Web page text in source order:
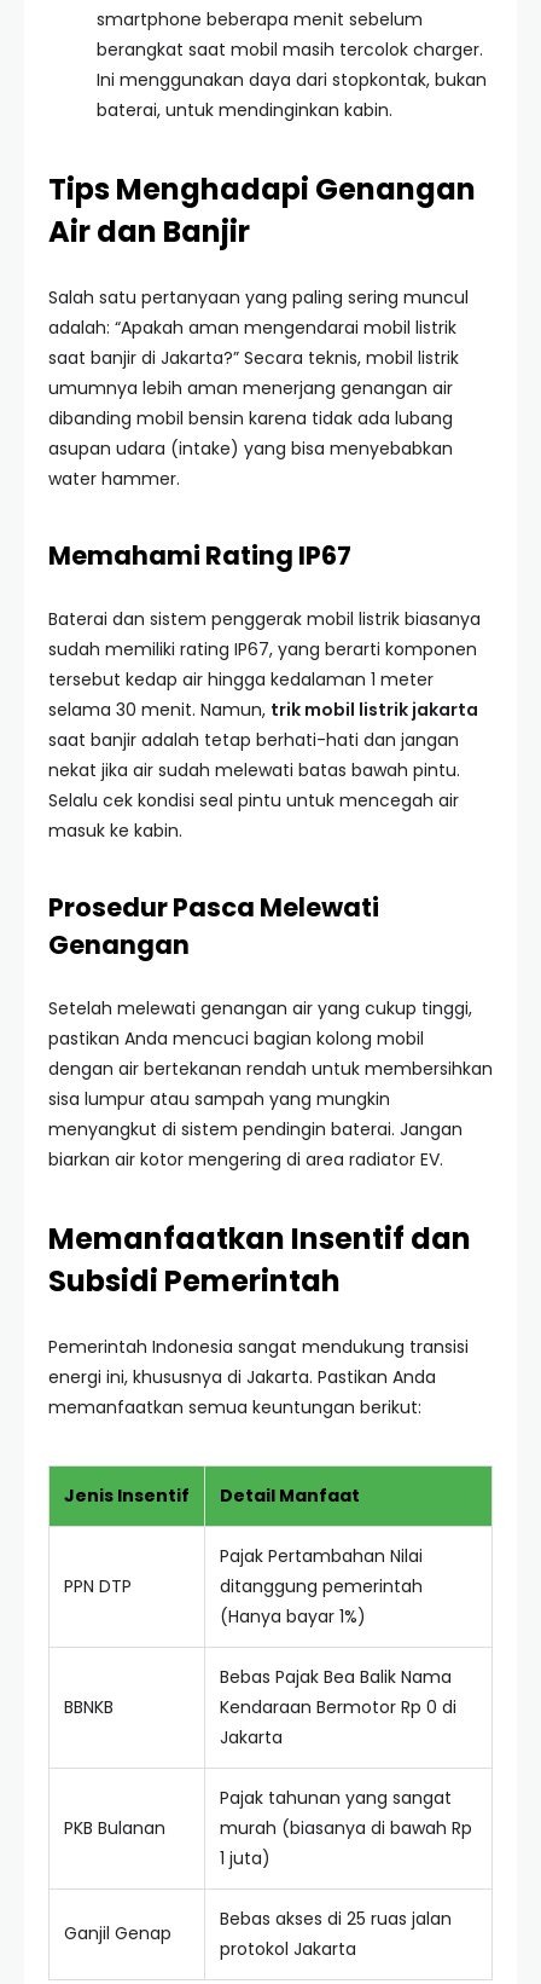
smartphone beberapa menit sebelum
berangkat saat mobil masih tercolok charger.
Ini menggunakan daya dari stopkontak, bukan
baterai, untuk mendinginkan kabin.
Tips Menghadapi Genangan
Air dan Banjir
Salah satu pertanyaan yang paling sering muncul
adalah: “Apakah aman mengendarai mobil listrik
saat banjir di Jakarta?” Secara teknis, mobil listrik
umumnya lebih aman menerjang genangan air
dibanding mobil bensin karena tidak ada lubang
asupan udara (intake) yang bisa menyebabkan
water hammer.
Memahami Rating IP67
Baterai dan sistem penggerak mobil listrik biasanya
sudah memiliki rating IP67, yang berarti komponen
tersebut kedap air hingga kedalaman 1 meter
selama 30 menit. Namun, trik mobil listrik jakarta
saat banjir adalah tetap berhati-hati dan jangan
nekat jika air sudah melewati batas bawah pintu.
Selalu cek kondisi seal pintu untuk mencegah air
masuk ke kabin.
Prosedur Pasca Melewati
Genangan
Setelah melewati genangan air yang cukup tinggi,
pastikan Anda mencuci bagian kolong mobil
dengan air bertekanan rendah untuk membersihkan
sisa lumpur atau sampah yang mungkin
menyangkut di sistem pendingin baterai. Jangan
biarkan air kotor mengering di area radiator EV.
Memanfaatkan Insentif dan
Subsidi Pemerintah
Pemerintah Indonesia sangat mendukung transisi
energi ini, khususnya di Jakarta. Pastikan Anda
memanfaatkan semua keuntungan berikut:
Jenis Insentif Detail Manfaat
PPN DTP
Pajak Pertambahan Nilai
ditanggung pemerintah
(Hanya bayar 1%)
BBNKB
Bebas Pajak Bea Balik Nama
Kendaraan Bermotor Rp 0 di
Jakarta
PKB Bulanan
Pajak tahunan yang sangat
murah (biasanya di bawah Rp
1 juta)
Ganjil Genap
Bebas akses di 25 ruas jalan
protokol Jakarta